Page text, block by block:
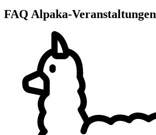
FAQ Alpaka-Veranstaltungen